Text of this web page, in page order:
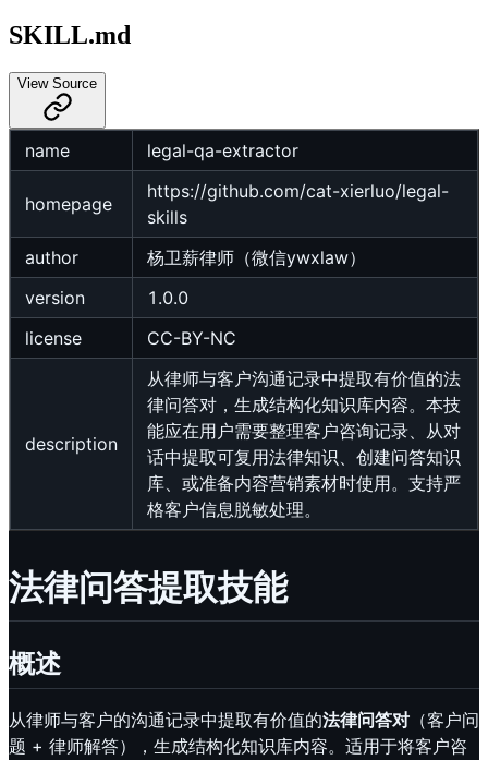
SKILL.md
View Source
name legal-qa-extractor
homepage
https://github.com/cat-xierluo/legal-
skills
author
杨卫薪律师（微信ywxlaw）
version
1.0.0
license
CC-BY-NC
description
从律师与客户沟通记录中提取有价值的法
律问答对，生成结构化知识库内容。本技
能应在用户需要整理客户咨询记录、从对
话中提取可复用法律知识、创建问答知识
库、或准备内容营销素材时使用。支持严
格客户信息脱敏处理。
法律问答提取技能
概述
从律师与客户的沟通记录中提取有价值的法律问答对 （客户问
题 + 律师解答），生成结构化知识库内容。适用于将客户咨